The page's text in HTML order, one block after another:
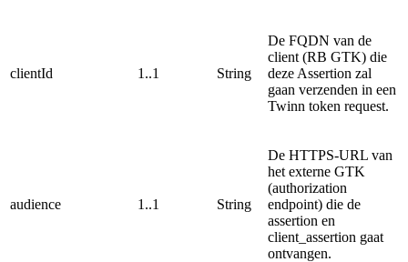
clientId 1..1 String
De FQDN van de
client (RB GTK) die
deze Assertion zal
gaan verzenden in een
Twinn token request.
audience 1..1 String
De HTTPS-URL van
het externe GTK
(authorization
endpoint) die de
assertion en
client_assertion gaat
ontvangen.